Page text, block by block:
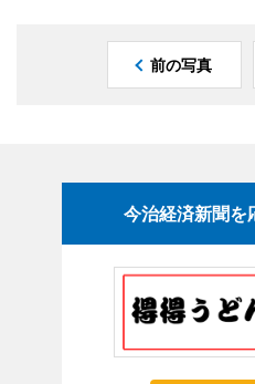
前の写真
今治経済新聞を